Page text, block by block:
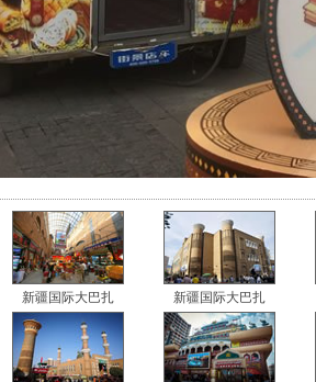
新疆国际大巴扎 新疆国际大巴扎